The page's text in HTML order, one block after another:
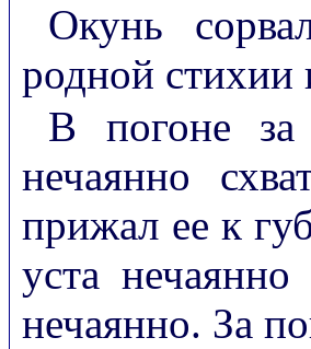
Окунь
родной стихии
В погоне
нечаянно
прижал ее к
уста
нечаянно. За